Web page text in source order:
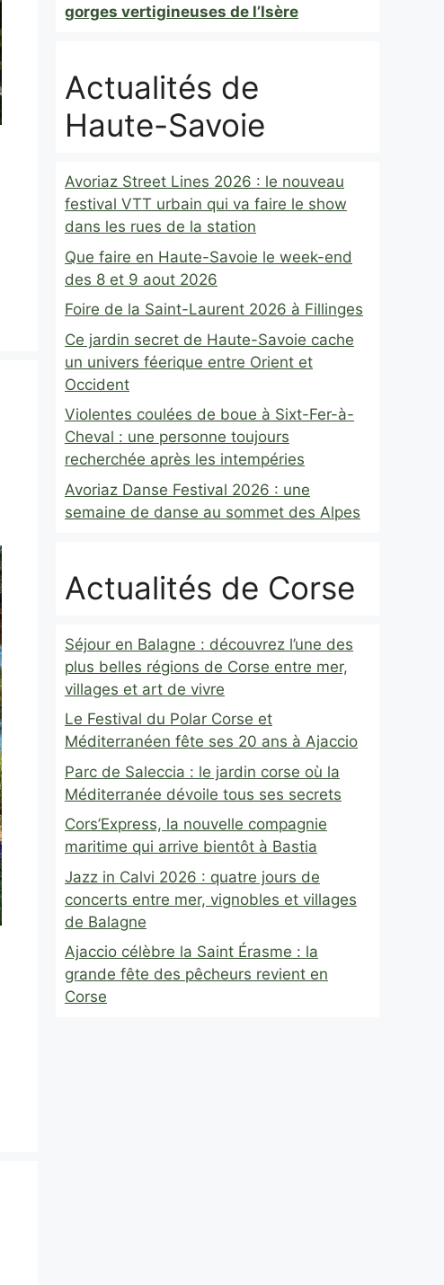
gorges vertigineuses de l’Isère
Actualités de
Haute-Savoie
Avoriaz Street Lines 2026 : le nouveau
festival VTT urbain qui va faire le show
dans les rues de la station
Que faire en Haute-Savoie le week-end
des 8 et 9 aout 2026
Foire de la Saint-Laurent 2026 à Fillinges
Ce jardin secret de Haute-Savoie cache
un univers féerique entre Orient et
Occident
Violentes coulées de boue à Sixt-Fer-à-
Cheval : une personne toujours
recherchée après les intempéries
Avoriaz Danse Festival 2026 : une
semaine de danse au sommet des Alpes
Actualités de Corse
Séjour en Balagne : découvrez l’une des
plus belles régions de Corse entre mer,
villages et art de vivre
Le Festival du Polar Corse et
Méditerranéen fête ses 20 ans à Ajaccio
Parc de Saleccia : le jardin corse où la
Méditerranée dévoile tous ses secrets
Cors’Express, la nouvelle compagnie
maritime qui arrive bientôt à Bastia
Jazz in Calvi 2026 : quatre jours de
concerts entre mer, vignobles et villages
de Balagne
Ajaccio célèbre la Saint Érasme : la
grande fête des pêcheurs revient en
Corse